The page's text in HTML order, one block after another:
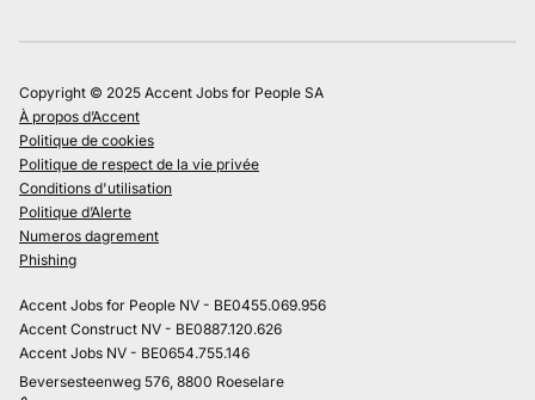
Copyright © 2025 Accent Jobs for People SA
À propos d’Accent
Politique de cookies
Politique de respect de la vie privée
Conditions d'utilisation
Politique d’Alerte
Numeros dagrement
Phishing
Accent Jobs for People NV - BE0455.069.956
Accent Construct NV - BE0887.120.626
Accent Jobs NV - BE0654.755.146
Beversesteenweg 576, 8800 Roeselare